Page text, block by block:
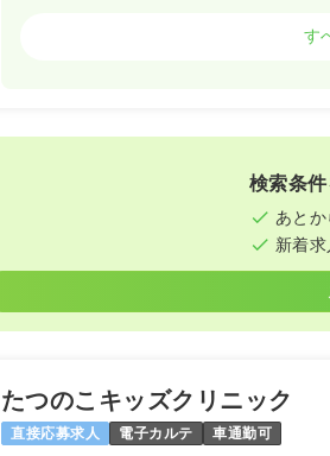
（休憩60分）
給与 時給1,350〜1,500円
ブランク可
時給1,500円以上可
す
検索条
あと
新着
たつのこキッズクリニック
直接応募求人 電子カルテ 車通勤可